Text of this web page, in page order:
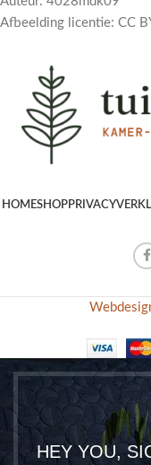
Afbeelding licentie: CC
HOMESHOP
HEY YOU,